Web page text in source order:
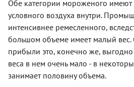
Обе категории мороженого имеют
условного воздуха внутри.
интенсивнее ремесленного,
большом объеме имеет малый вес.
прибыли это, конечно же,
веса в нем очень мало - в
занимает половину объема.